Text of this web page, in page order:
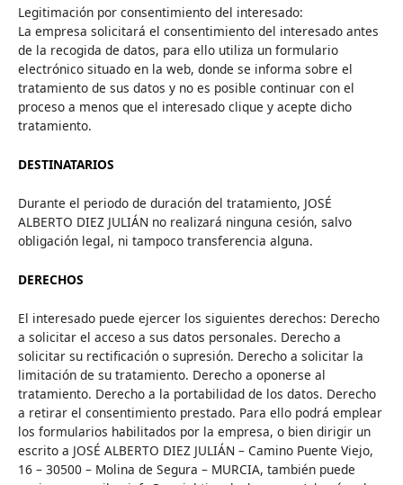
Legitimación por consentimiento del interesado:
La empresa solicitará el consentimiento del interesado antes
de la recogida de datos, para ello utiliza un formulario
electrónico situado en la web, donde se informa sobre el
tratamiento de sus datos y no es posible continuar con el
proceso a menos que el interesado clique y acepte dicho
tratamiento.
DESTINATARIOS
Durante el periodo de duración del tratamiento, JOSÉ
ALBERTO DIEZ JULIÁN no realizará ninguna cesión, salvo
obligación legal, ni tampoco transferencia alguna.
DERECHOS
El interesado puede ejercer los siguientes derechos: Derecho
a solicitar el acceso a sus datos personales. Derecho a
solicitar su rectificación o supresión. Derecho a solicitar la
limitación de su tratamiento. Derecho a oponerse al
tratamiento. Derecho a la portabilidad de los datos. Derecho
a retirar el consentimiento prestado. Para ello podrá emplear
los formularios habilitados por la empresa, o bien dirigir un
escrito a JOSÉ ALBERTO DIEZ JULIÁN – Camino Puente Viejo,
16 – 30500 – Molina de Segura – MURCIA, también puede